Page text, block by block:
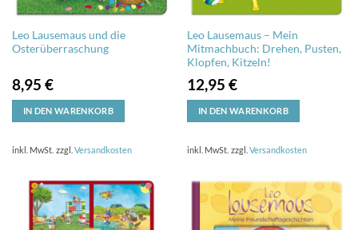
Leo Lausemaus und die
Osterüberraschung
8,95 €
IN DEN WARENKORB
inkl. MwSt. zzgl. Versandkosten
Leo Lausemaus – Mein
Mitmachbuch: Drehen, Pusten,
Klopfen, Kitzeln!
12,95 €
IN DEN WARENKORB
inkl. MwSt. zzgl. Versandkosten